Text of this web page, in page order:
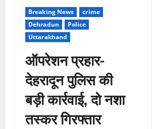
Breaking News
crime
Dehradun
Police
Uttarakhand
ऑपरेशन प्रहार-
देहरादून पुलिस की
बड़ी कार्रवाई, दो नशा
तस्कर गिरफ्तार